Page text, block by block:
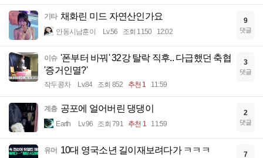
기타 채화린 미드 자연산인가요
안동시남훈이 Lv.56 조회 1150 12:02
9
댓글
이슈 '폰부터 바꿔' 32강 탈락 직후.. 다급했던 축협
'증거인멸?'
작두콩차 Lv.84 조회 852 추천 1 11:59
3
댓글
계층 공포에 얼어버린 댕댕이
Earth Lv.96 조회 791 추천 1 11:59
2
댓글
유머 10대 영국소년 길이재보려다가 ㅋㅋㅋ 7